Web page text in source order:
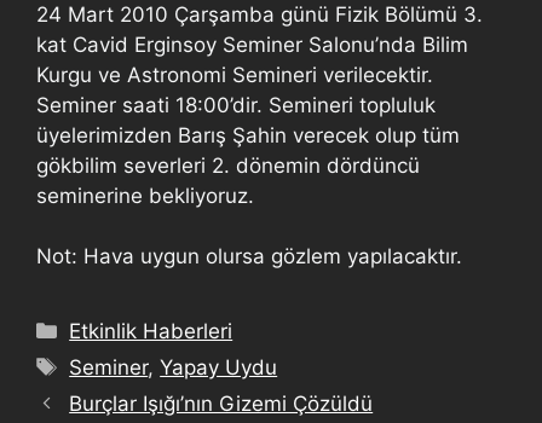
24 Mart 2010 Çarşamba günü Fizik Bölümü 3.
kat Cavid Erginsoy Seminer Salonu’nda Bilim
Kurgu ve Astronomi Semineri verilecektir.
Seminer saati 18:00’dir. Semineri topluluk
üyelerimizden Barış Şahin verecek olup tüm
gökbilim severleri 2. dönemin dördüncü
seminerine bekliyoruz.
Not: Hava uygun olursa gözlem yapılacaktır.
Etkinlik Haberleri
Seminer,Yapay Uydu
Burçlar Işığı’nın Gizemi Çözüldü